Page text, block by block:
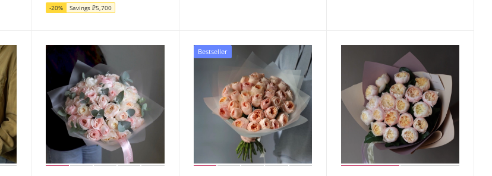
-20% Savings₽5,700
Bestseller